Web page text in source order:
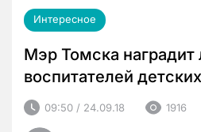
Интересное
Мэр Томска
воспитателей
09:50 / 24.09.18 1916